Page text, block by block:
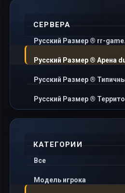
СЕРВЕРА
Русский Размер ® rr-
Русский Размер ® Арена
Русский Размер ®
Русский Размер ®
КАТЕГОРИИ
Все
Модель игрока